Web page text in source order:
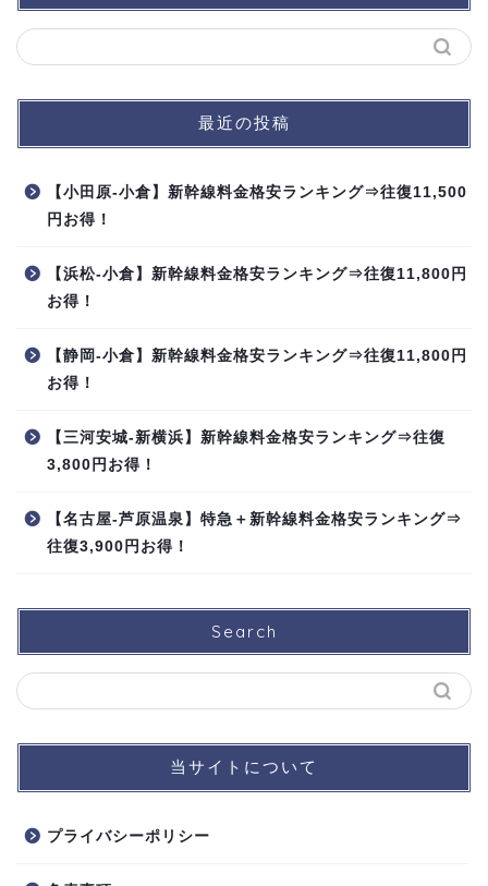
最近の投稿
【小田原-小倉】新幹線料金格安ランキング⇒往復11,500
円お得！
【浜松-小倉】新幹線料金格安ランキング⇒往復11,800円
お得！
【静岡-小倉】新幹線料金格安ランキング⇒往復11,800円
お得！
【三河安城-新横浜】新幹線料金格安ランキング⇒往復
3,800円お得！
【名古屋-芦原温泉】特急＋新幹線料金格安ランキング⇒
往復3,900円お得！
Search
当サイトについて
プライバシーポリシー